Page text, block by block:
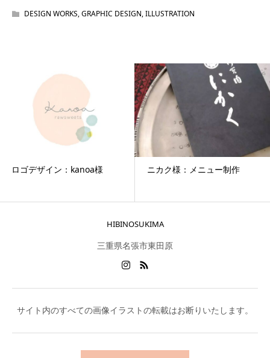
DESIGN WORKS,GRAPHIC DESIGN,ILLUSTRATION
ロゴデザイン：kanoa様 ニカク様：メニュー制作
HIBINOSUKIMA
三重県名張市東田原
サイト内のすべての画像イラストの転載はお断りいたします。